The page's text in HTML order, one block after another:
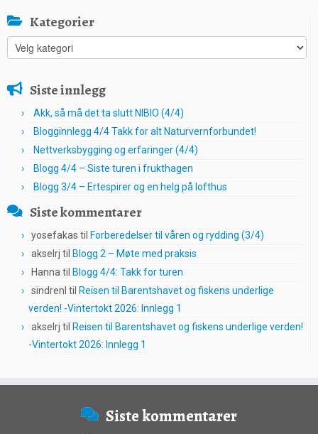
Kategorier
Kategorier
Siste innlegg
Akk, så må det ta slutt NIBIO (4/4)
Blogginnlegg 4/4 Takk for alt Naturvernforbundet!
Nettverksbygging og erfaringer (4/4)
Blogg 4/4 – Siste turen i frukthagen
Blogg 3/4 – Ertespirer og en helg på lofthus
Siste kommentarer
yosefakas til Forberedelser til våren og rydding (3/4)
akselrj til Blogg 2 – Møte med praksis
Hannatil Blogg 4/4: Takk for turen
sindrenl til Reisen til Barentshavet og fiskens underlige
verden! -Vintertokt 2026: Innlegg 1
akselrj til Reisen til Barentshavet og fiskens underlige verden!
-Vintertokt 2026: Innlegg 1
Siste kommentarer